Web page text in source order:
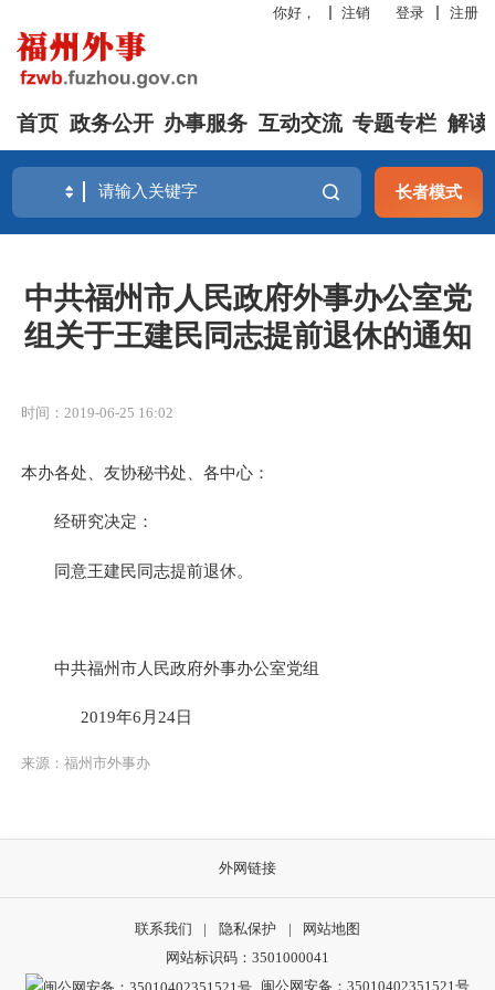
你好， 注销 登录 注册
首页 政务公开 办事服务 互动交流 专题专栏 解读
长者模式
中共福州市人民政府外事办公室党
组关于王建民同志提前退休的通知
时间：2019-06-25 16:02
本办各处、友协秘书处、各中心：
经研究决定：
同意王建民同志提前退休。
中共福州市人民政府外事办公室党组
2019年6月24日
来源：福州市外事办
外网链接
联系我们 | 隐私保护 |
网站地图
网站标识码：3501000041
闽公网安备：35010402351521号